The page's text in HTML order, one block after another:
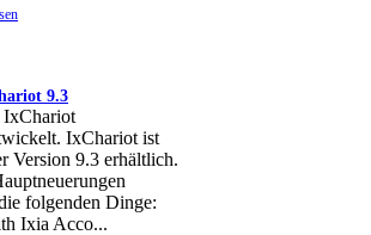
9.3
IxChariot ist
Version 9.3 erhältlich.
folgenden Dinge:
Ixia Acco...